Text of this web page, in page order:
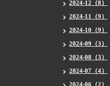
2024-12（8）
2024-11（9）
2024-10（9）
2024-09（3）
2024-08（3）
2024-07（4）
2024-06（2）